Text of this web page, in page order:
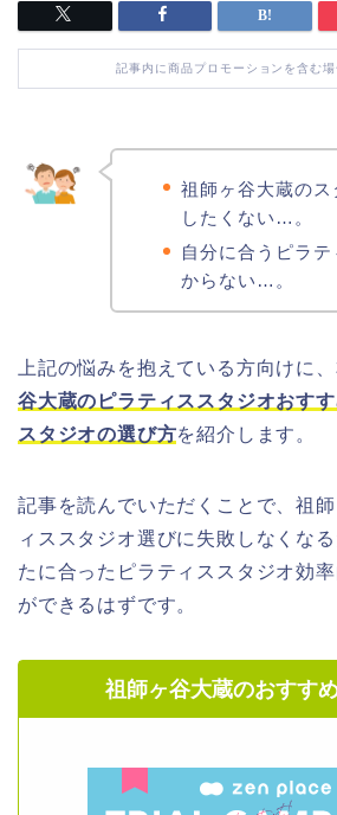
記事内に商品プロモーションを含む
祖師ヶ谷大蔵の
したくない…。
自分に合うピラ
からない…。
上記の悩みを抱えている方向けに
谷大蔵のピラティススタジオおす
スタジオの選び方を紹介します。
記事を読んでいただくことで、祖
ィススタジオ選びに失敗しなくな
たに合ったピラティススタジオ効
ができるはずです。
祖師ヶ谷大蔵のおすす